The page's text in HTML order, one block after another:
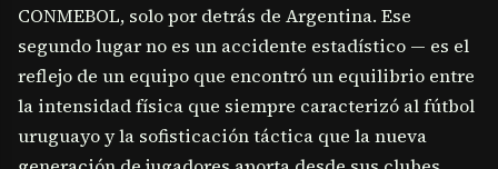
CONMEBOL, solo por detrás de Argentina. Ese
segundo lugar no es un accidente estadístico — es el
reflejo de un equipo que encontró un equilibrio entre
la intensidad física que siempre caracterizó al fútbol
uruguayo y la sofisticación táctica que la nueva